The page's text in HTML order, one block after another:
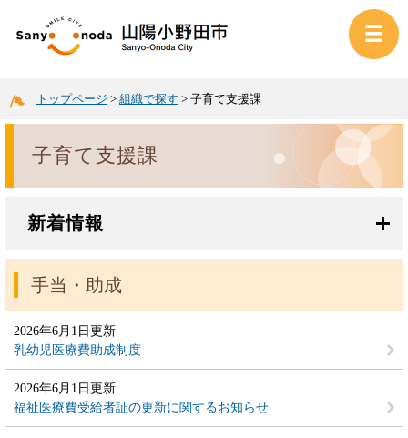
トップページ > 組織で探す > 子育て支援課
子育て支援課
新着情報
手当・助成
2026年6月1日更新
乳幼児医療費助成制度
2026年6月1日更新
福祉医療費受給者証の更新に関するお知らせ